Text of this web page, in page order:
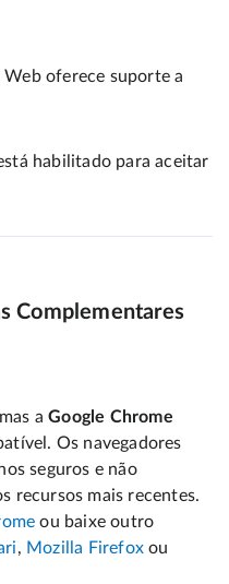
oferece suporte a
habilitado para aceitar
Complementares
aGoogle Chrome
Os navegadores
seguros e não
recursos mais recentes.
ou baixe outro
, Mozilla Firefox ou